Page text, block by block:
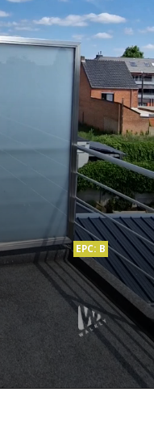
EPC: B